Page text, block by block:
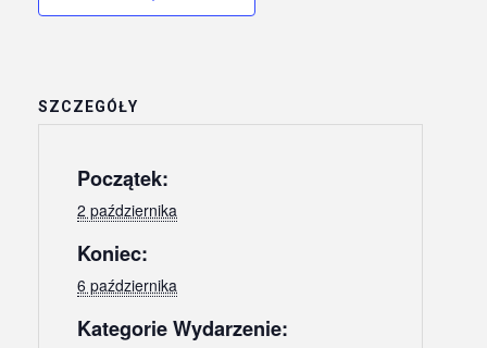
SZCZEGÓŁY
Początek:
2 października
Koniec:
6 października
Kategorie Wydarzenie: